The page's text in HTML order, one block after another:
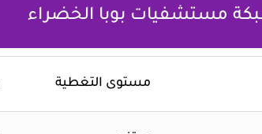
مستشفيات بوبا الخضراء
مستوى التغطية